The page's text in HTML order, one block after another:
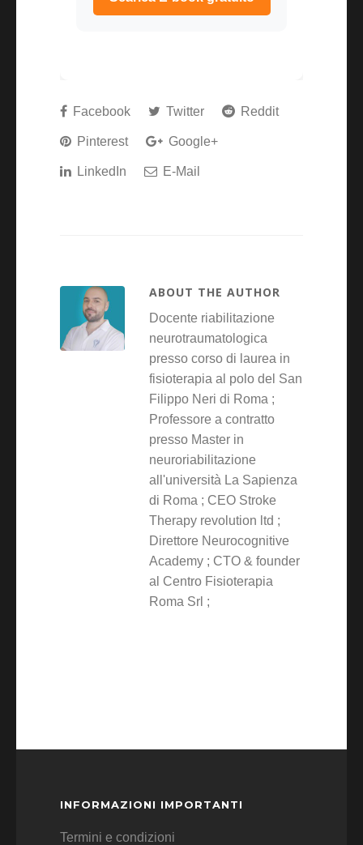
Facebook Twitter Reddit
Pinterest Google+
LinkedIn E-Mail
ABOUT THE AUTHOR
Docente riabilitazione
neurotraumatologica
presso corso di laurea in
fisioterapia al polo del San
Filippo Neri di Roma ;
Professore a contratto
presso Master in
neuroriabilitazione
all'università La Sapienza
di Roma ; CEO Stroke
Therapy revolution ltd ;
Direttore Neurocognitive
Academy ; CTO & founder
al Centro Fisioterapia
Roma Srl ;
INFORMAZIONI IMPORTANTI
Termini e condizioni